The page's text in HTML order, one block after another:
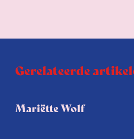
Gerelateerde
Mariëtte Wolf